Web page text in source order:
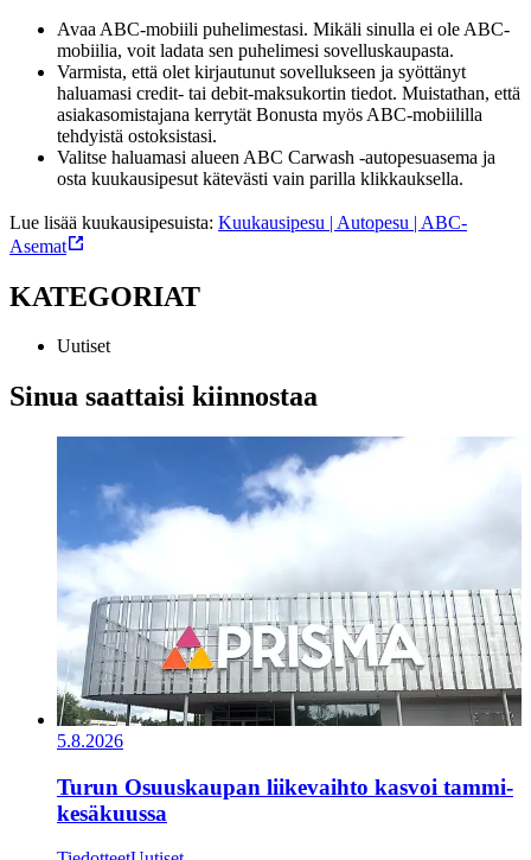
Avaa ABC-mobiili puhelimestasi. Mikäli sinulla ei ole ABC-
mobiilia, voit ladata sen puhelimesi sovelluskaupasta.
Varmista, että olet kirjautunut sovellukseen ja syöttänyt
haluamasi credit- tai debit-maksukortin tiedot. Muistathan, että
asiakasomistajana kerrytät Bonusta myös ABC-mobiililla
tehdyistä ostoksistasi.
Valitse haluamasi alueen ABC Carwash -autopesuasema ja
osta kuukausipesut kätevästi vain parilla klikkauksella.
Lue lisää kuukausipesuista: Kuukausipesu | Autopesu | ABC-
Asemat
KATEGORIAT
Uutiset
Sinua saattaisi kiinnostaa
5.8.2026
Turun Osuuskaupan liikevaihto kasvoi tammi-
kesäkuussa